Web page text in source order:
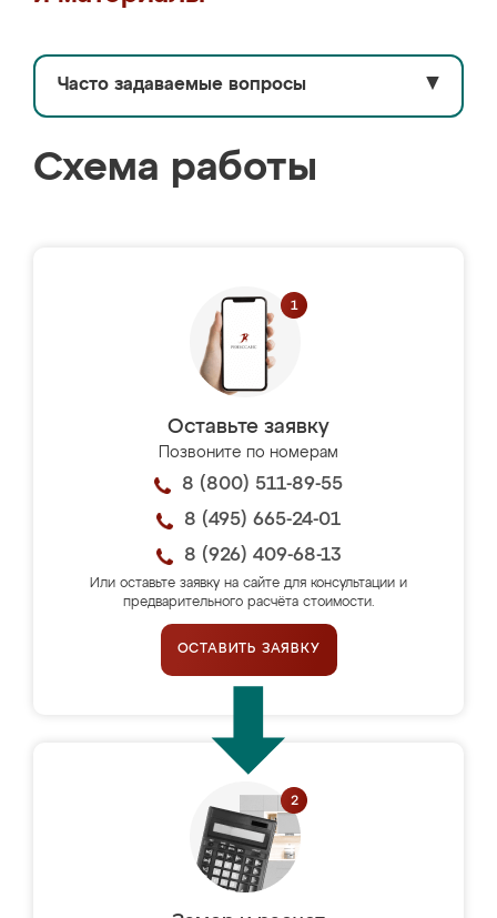
Часто задаваемые вопросы ▼
Схема работы
Оставьте заявку
Позвоните по номерам
8 (800) 511-89-55
8 (495) 665-24-01
8 (926) 409-68-13
Или оставьте заявку на сайте для консультации и
предварительного расчёта стоимости.
ОСТАВИТЬ ЗАЯВКУ